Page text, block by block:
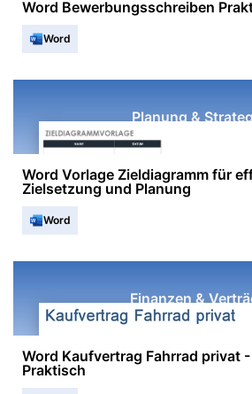
Word Bewerbungsschreiben
Word
Planung &
Word Vorlage Zieldiagramm für
Zielsetzung und Planung
Word
Finanzen &
Word Kaufvertrag Fahrrad privat
Praktisch